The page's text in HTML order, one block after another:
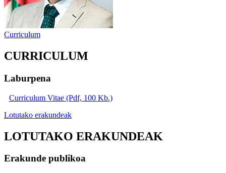
Curriculum
CURRICULUM
Laburpena
Curriculum Vitae (Pdf, 100 Kb.)
Lotutako erakundeak
LOTUTAKO ERAKUNDEAK
Erakunde publikoa